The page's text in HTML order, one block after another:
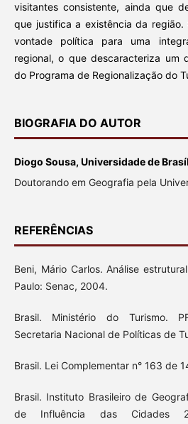
visitantes consistente, ainda que
que justifica a existência da região.
vontade política para uma
regional, o que descaracteriza um
do Programa de Regionalização do
BIOGRAFIA DO AUTOR
Diogo Sousa, Universidade de
Doutorando em Geografia pela
REFERÊNCIAS
Beni, Mário Carlos. Análise
Paulo: Senac, 2004.
Brasil. Ministério do Turismo.
Secretaria Nacional de Políticas de
Brasil. Lei Complementar n° 163 de
Brasil. Instituto Brasileiro de
de Influência das Cidades